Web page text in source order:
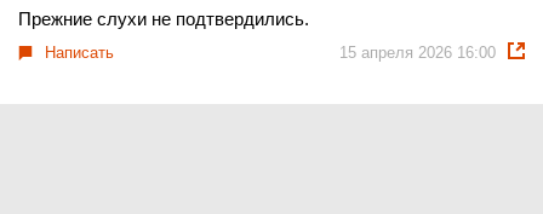
Прежние слухи не подтвердились.
Написать 15 апреля 2026 16:00